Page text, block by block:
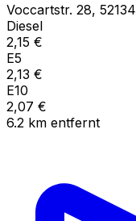
Voccartstr. 28, 52134
Diesel
2,15 €
E5
2,13 €
E10
2,07 €
6.2 km entfernt